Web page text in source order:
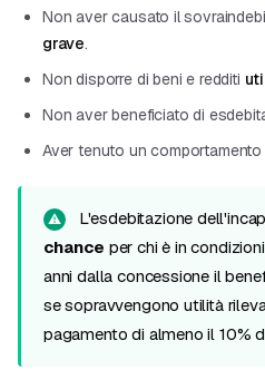
Non aver causato il
grave.
Non disporre di beni e redditi
Non aver beneficiato di
Aver tenuto un comportamento
L'esdebitazione
chance per chi è in
anni dalla concessione il
se sopravvengono utilità
pagamento di almeno il 10%